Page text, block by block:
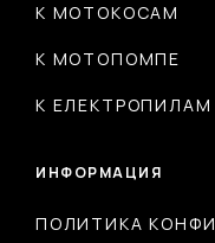
К МОТОКОСАМ
К МОТОПОМПЕ
К ЕЛЕКТРОПИЛАМ
ИНФОРМАЦИЯ
ПОЛИТИКА